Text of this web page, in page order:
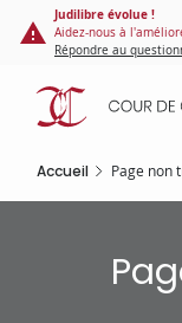
Panneau de gestion
contenu
principal
Judilibre évolue !
Aidez-nous à
Répondre au
Accueil Page non